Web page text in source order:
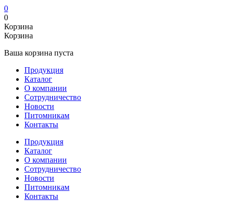
0
0
Корзина
Корзина
Ваша корзина пуста
Продукция
Каталог
О компании
Сотрудничество
Новости
Питомникам
Контакты
Продукция
Каталог
О компании
Сотрудничество
Новости
Питомникам
Контакты